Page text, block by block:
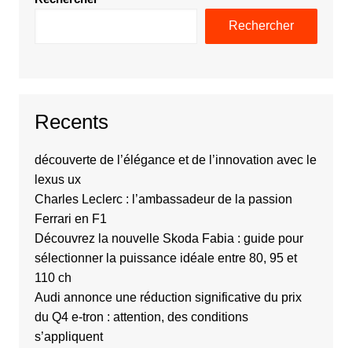
Rechercher
Recents
découverte de l’élégance et de l’innovation avec le
lexus ux
Charles Leclerc : l’ambassadeur de la passion
Ferrari en F1
Découvrez la nouvelle Skoda Fabia : guide pour
sélectionner la puissance idéale entre 80, 95 et
110 ch
Audi annonce une réduction significative du prix
du Q4 e-tron : attention, des conditions
s’appliquent